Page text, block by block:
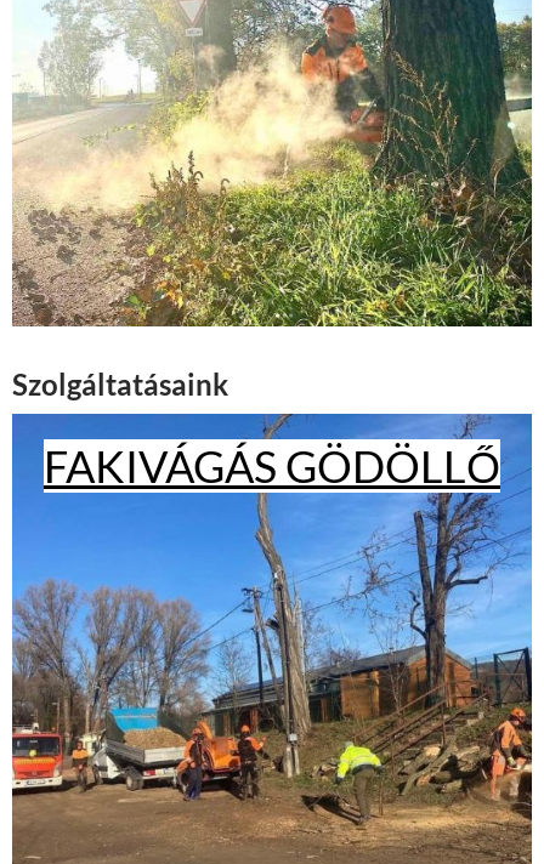
Szolgáltatásaink
FAKIVÁGÁS GÖDÖLLŐ